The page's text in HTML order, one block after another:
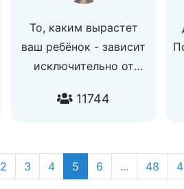
То, каким вырастет
ваш ребёнок - зависит
исключительно от
канале мы собираем
занятия для вашего
ребёнка.
11744
2 3 4 5 6 ... 48